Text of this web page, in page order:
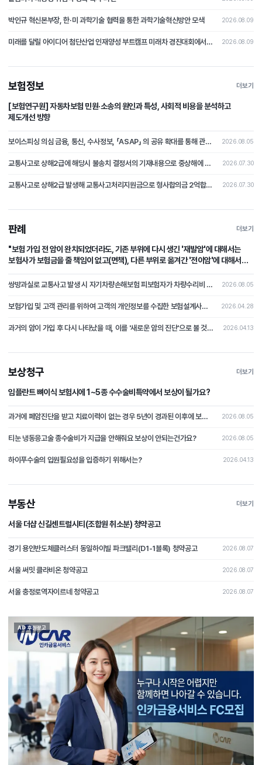
박인규 혁신본부장, 한·미 과학기술 협력을 통한 과학기술혁신방안 모색 2026.08.09
미래를 달릴 아이디어 첨단산업 인재양성 부트캠프 미래차 경진대회에서 펼쳐지다 2026.08.09
보험정보 더보기
[보험연구원] 자동차보험 민원·소송의 원인과 특성, 사회적 비용을 분석하고
제도개선 방향
보이스피싱 의심 금융, 통신, 수사정보, 「ASAP」 의 공유 확대를 통해 관계기관 공동 활용 체계 마련 2026.08.05
교통사고로 상해2급에 해당시 불송치 결정서의 기재내용으로 중상해에 해당하지 않는다는 부분의 주장을 철회하고 형사합의로 본 분쟁조정사례[제2026-4호] 2026.07.30
교통사고로 상해2급 발생해 교통사고처리지원금으로 형사합의금 2억합의후 불송치시 형사합의에 대한 쟁점 논쟁이 된 분쟁조정사례 [제2026-3호] 2026.07.30
판례 더보기
"보험 가입 전 암이 완치되었더라도, 기존 부위에 다시 생긴 '재발암'에 대해서는
보험사가 보험금을 줄 책임이 없고(면책), 다른 부위로 옮겨간 '전이암'에 대해서는
쌍방과실로 교통사고 발생 시 자기차량손해보험 피보험자가 차량수리비 중 자기부담금 상당액을 보상받지 못하였는데, 상대차량의 보험자를 상대로 자기부담금 상당의 손해배상을 청구한 사건 2026.08.05
보험가입 및 고객 관리를 위하여 고객의 개인정보를 수집한 보험설계사가 개인정보처리자에 해당하는지 여부가 문제 된 사건 2026.04.28
과거의 암이 가입 후 다시 나타났을 때, 이를 '새로운 암의 진단'으로 볼 것인지 아니면 '과거 사고의 연장(재발)'으로 보아 면책할 것인가? 2026.04.13
보상청구 더보기
임플란트 뼈이식 보험시에 1~5종 수수술비특약에서 보상이 될가요?
과거에 폐암진단을 받고 치료이력이 없는 경우 5년이 경과된 이후에 보험가입시 폐암이 발병될 경우 보상이 가능할가요? 2026.08.05
티눈 냉동응고술 종수술비가 지급을 안해줘요 보상이 안되는건가요? 2026.08.05
하이푸수술의 입원필요성을 입증하기 위해서는? 2026.04.13
부동산 더보기
서울 더샵 신길센트럴시티(조합원 취소분) 청약공고
경기 용인반도체클러스터 동일하이빌 파크밸리(D1-1블록) 청약공고 2026.08.07
서울 써밋 클라비온 청약공고 2026.08.07
서울 충정로역자이르네 청약공고 2026.08.07
AD 후원광고